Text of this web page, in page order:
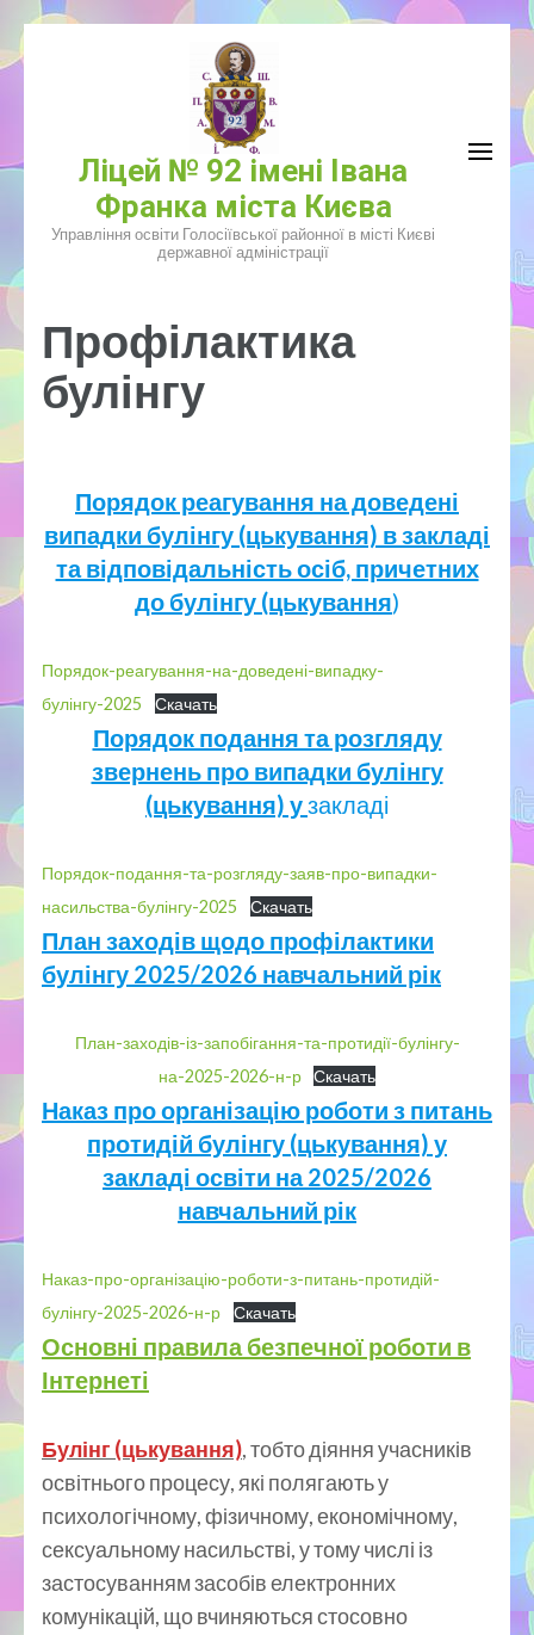
Перейти
Enter)Ліцей № 92 імені Івана
Франка міста Києва
Управління освіти Голосіївської районної в місті Києві
державної адміністрації
Профілактика
булінгу
Порядок реагування на доведені
випадки булінгу (цькування) в закладі
та відповідальність осіб, причетних
до булінгу (цькування)
Порядок-реагування-на-доведені-випадку-
булінгу-2025
Скачать
Порядок подання та розгляду
звернень про випадки булінгу
(цькування) узакладі
Порядок-подання-та-розгляду-заяв-про-випадки-
насильства-булінгу-2025
Скачать
План заходів щодо профілактики
булінгу 2025/2026 навчальний рік
План-заходів-із-запобігання-та-протидії-булінгу-
на-2025-2026-н-р
Скачать
Наказ про організацію роботи з питань
протидій булінгу (цькування) у
закладі освіти на 2025/2026
навчальний рік
Наказ-про-організацію-роботи-з-питань-протидій-
булінгу-2025-2026-н-р
Скачать
Основні правила безпечної роботи в
Інтернеті
Булінг (цькування), тобто діяння учасників
освітнього процесу, які полягають у
психологічному, фізичному, економічному,
сексуальному насильстві, у тому числі із
застосуванням засобів електронних
комунікацій, що вчиняються стосовно